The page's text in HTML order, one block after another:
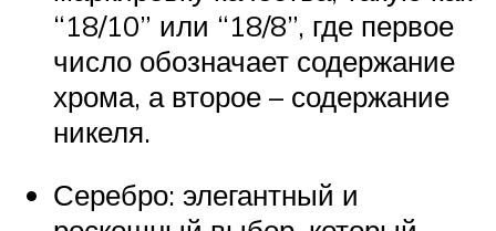
“18/10” или “18/8”, где первое
число обозначает содержание
хрома, а второе – содержание
никеля.
Серебро: элегантный и